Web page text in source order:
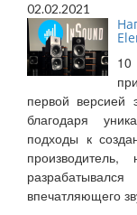
02.02.2021
10
первой
благодаря
подходы к
впечатляющего